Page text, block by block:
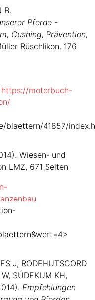
B.
Pferde -
Cushing, Prävention,
Rüschlikon. 176
https://motorbuch-
blaettern/41857/
Wiesen- und
LMZ, 671 Seiten
J, RODEHUTSCORD
SÚDEKUM KH,
Empfehlungen